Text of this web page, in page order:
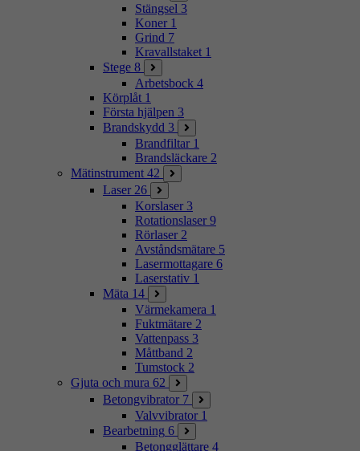
Stängsel 3
Koner 1
Grind 7
Kravallstaket 1
Stege 8
Arbetsbock 4
Körplåt 1
Första hjälpen 3
Brandskydd 3
Brandfiltar 1
Brandsläckare 2
Mätinstrument 42
Laser 26
Korslaser 3
Rotationslaser 9
Rörlaser 2
Avståndsmätare 5
Lasermottagare 6
Laserstativ 1
Mäta 14
Värmekamera 1
Fuktmätare 2
Vattenpass 3
Måttband 2
Tumstock 2
Gjuta och mura 62
Betongvibrator 7
Valvvibrator 1
Bearbetning 6
Betongglättare 4